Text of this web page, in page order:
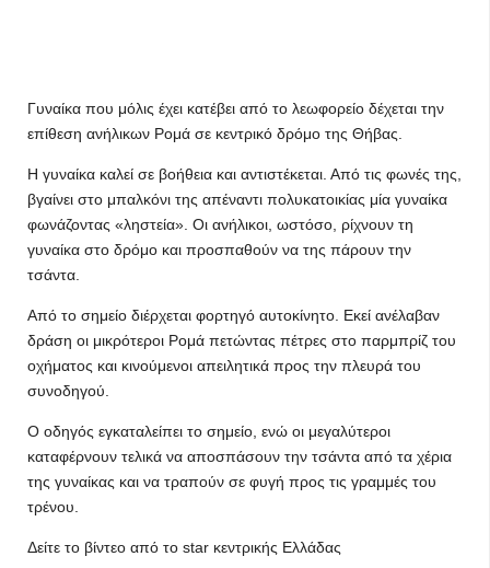
Γυναίκα που μόλις έχει κατέβει από το λεωφορείο δέχεται την
επίθεση ανήλικων Ρομά σε κεντρικό δρόμο της Θήβας.
Η γυναίκα καλεί σε βοήθεια και αντιστέκεται. Από τις φωνές της,
βγαίνει στο μπαλκόνι της απέναντι πολυκατοικίας μία γυναίκα
φωνάζοντας «ληστεία». Οι ανήλικοι, ωστόσο, ρίχνουν τη
γυναίκα στο δρόμο και προσπαθούν να της πάρουν την
τσάντα.
Από το σημείο διέρχεται φορτηγό αυτοκίνητο. Εκεί ανέλαβαν
δράση οι μικρότεροι Ρομά πετώντας πέτρες στο παρμπρίζ του
οχήματος και κινούμενοι απειλητικά προς την πλευρά του
συνοδηγού.
Ο οδηγός εγκαταλείπει το σημείο, ενώ οι μεγαλύτεροι
καταφέρνουν τελικά να αποσπάσουν την τσάντα από τα χέρια
της γυναίκας και να τραπούν σε φυγή προς τις γραμμές του
τρένου.
Δείτε το βίντεο από το star κεντρικής Ελλάδας